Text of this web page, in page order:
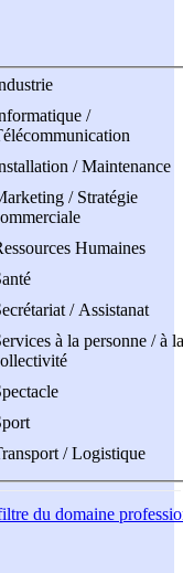
/
/ Maintenance
/ Stratégie
Humaines
/ Assistanat
à la personne / à la
/ Logistique
du domaine